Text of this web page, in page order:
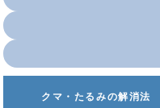
クマ・たるみの解消法